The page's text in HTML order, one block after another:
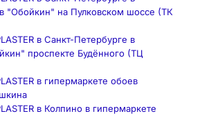
"Обойкин" на Пулковском шоссе (ТК
в Санкт-Петербурге в
проспекте Будённого (ТЦ
в гипермаркете обоев
в Колпино в гипермаркете